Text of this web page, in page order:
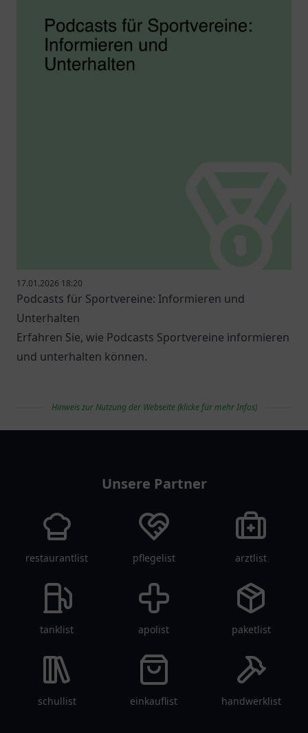
17.01.2026 18:20
Podcasts für Sportvereine: Informieren und
Unterhalten
Erfahren Sie, wie Podcasts Sportvereine informieren
und unterhalten können.
Hinweis zur Nutzung der Webseite (klicke für mehr Infos)
Unsere Partner
restaurantlist pflegelist arztlist
tanklist apolist paketlist
schullist einkauflist handwerklist